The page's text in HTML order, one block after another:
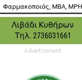
Advertisement